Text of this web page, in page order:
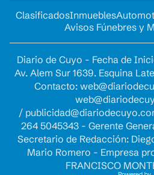
ClasificadosInmuebles
Avisos Fúnebres y
Diario de Cuyo - Fecha de
Av. Alem Sur 1639. Esquina
Contacto:
/
264 5045343 - Gerente
Secretario de Redacción:
Mario Romero - Empresa
FRANCISCO